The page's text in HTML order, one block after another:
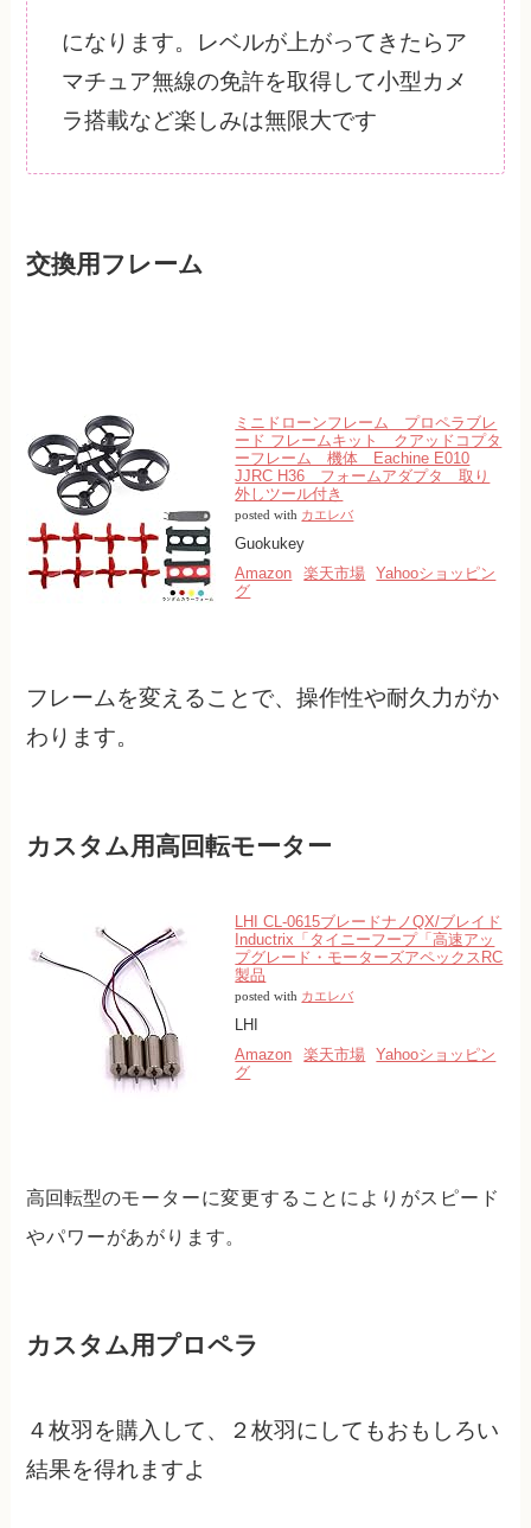
になります。レベルが上がってきたらア
マチュア無線の免許を取得して小型カメ
ラ搭載など楽しみは無限大です
交換用フレーム
ミニドローンフレーム プロペラブレ
ード フレームキット クアッドコプタ
ーフレーム 機体 Eachine E010
JJRC H36 フォームアダプタ 取り
外しツール付き
posted with カエレバ
Guokukey
Amazon
楽天市場
Yahooショッピン
グ
フレームを変えることで、操作性や耐久力がか
わります。
カスタム用高回転モーター
LHI CL-0615ブレードナノQX/ブレイド
Inductrix「タイニーフープ「高速アッ
プグレード・モーターズアペックスRC
製品
posted with カエレバ
LHI
Amazon
楽天市場
Yahooショッピン
グ
高回転型のモーターに変更することによりがスピード
やパワーがあがります。
カスタム用プロペラ
４枚羽を購入して、２枚羽にしてもおもしろい
結果を得れますよ